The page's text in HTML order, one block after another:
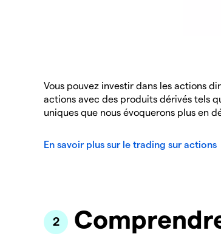
Vous pouvez investir dans les actions
actions avec des produits dérivés tels
uniques que nous évoquerons plus en
En savoir plus sur le trading sur actions